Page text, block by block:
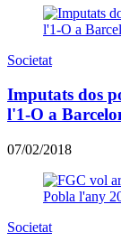
Societat
Imputats dos
l'1-O a
07/02/2018
Societat